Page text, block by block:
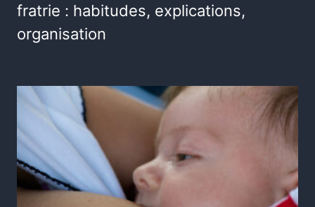
fratrie : habitudes, explications,
organisation